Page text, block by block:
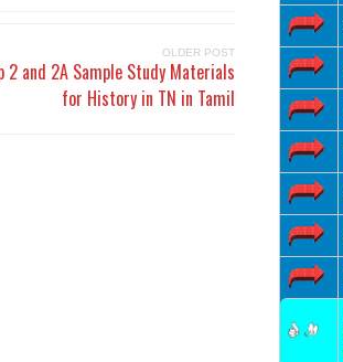
OLDER POST
2 and 2A Sample Study Materials
for History in TN in Tamil